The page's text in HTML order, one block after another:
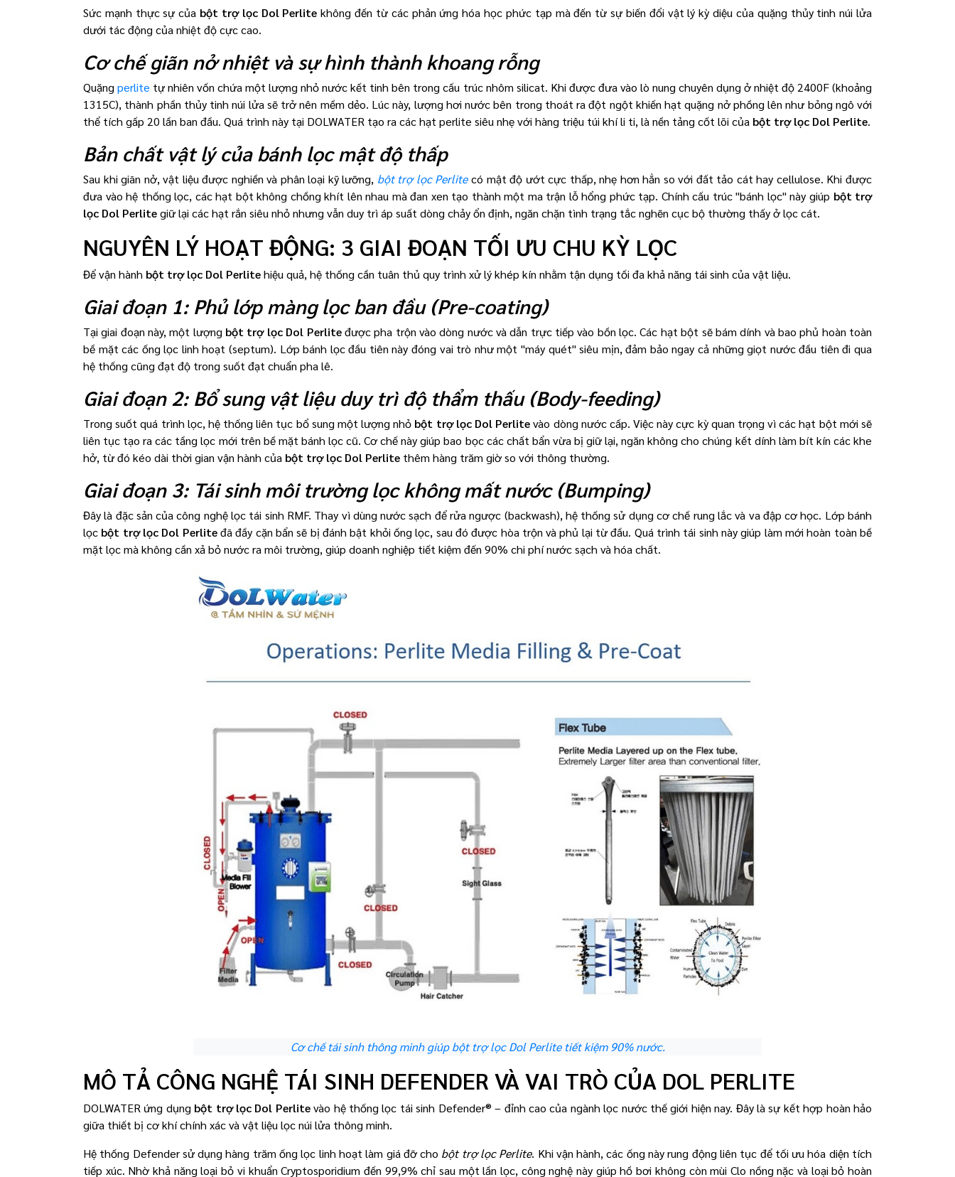
Sức mạnh thực sự của bột trợ lọc Dol Perlite không đến từ các phản ứng hóa học phức tạp mà đến từ sự biến đổi vật lý kỳ diệu của quặng thủy tinh núi lửa
dưới tác động của nhiệt độ cực cao.
Cơ chế giãn nở nhiệt và sự hình thành khoang rỗng
Quặngperlite tự nhiên vốn chứa một lượng nhỏ nước kết tinh bên trong cấu trúc nhôm silicat. Khi được đưa vào lò nung chuyên dụng ở nhiệt độ 2400F (khoảng
1315C), thành phần thủy tinh núi lửa sẽ trở nên mềm dẻo. Lúc này, lượng hơi nước bên trong thoát ra đột ngột khiến hạt quặng nở phồng lên như bỏng ngô với
thể tích gấp 20 lần ban đầu. Quá trình này tại DOLWATER tạo ra các hạt perlite siêu nhẹ với hàng triệu túi khí li ti, là nền tảng cốt lõi của bột trợ lọc Dol Perlite.
Bản chất vật lý của bánh lọc mật độ thấp
Sau khi giãn nở, vật liệu được nghiền và phân loại kỹ lưỡng, bột trợ lọc Perlitecó mật độ ướt cực thấp, nhẹ hơn hẳn so với đất tảo cát hay cellulose. Khi được
đưa vào hệ thống lọc, các hạt bột không chồng khít lên nhau mà đan xen tạo thành một ma trận lỗ hổng phức tạp. Chính cấu trúc "bánh lọc" này giúp bột trợ
lọc Dol Perlitegiữ lại các hạt rắn siêu nhỏ nhưng vẫn duy trì áp suất dòng chảy ổn định, ngăn chặn tình trạng tắc nghẽn cục bộ thường thấy ở lọc cát.
NGUYÊN LÝ HOẠT ĐỘNG: 3 GIAI ĐOẠN TỐI ƯU CHU KỲ LỌC
Để vận hành bột trợ lọc Dol Perlitehiệu quả, hệ thống cần tuân thủ quy trình xử lý khép kín nhằm tận dụng tối đa khả năng tái sinh của vật liệu.
Giai đoạn 1: Phủ lớp màng lọc ban đầu (Pre-coating)
Tại giai đoạn này, một lượng bột trợ lọc Dol Perliteđược pha trộn vào dòng nước và dẫn trực tiếp vào bồn lọc. Các hạt bột sẽ bám dính và bao phủ hoàn toàn
bề mặt các ống lọc linh hoạt (septum). Lớp bánh lọc đầu tiên này đóng vai trò như một "máy quét" siêu mịn, đảm bảo ngay cả những giọt nước đầu tiên đi qua
hệ thống cũng đạt độ trong suốt đạt chuẩn pha lê.
Giai đoạn 2: Bổ sung vật liệu duy trì độ thẩm thấu (Body-feeding)
Trong suốt quá trình lọc, hệ thống liên tục bổ sung một lượng nhỏ bột trợ lọc Dol Perlitevào dòng nước cấp. Việc này cực kỳ quan trọng vì các hạt bột mới sẽ
liên tục tạo ra các tầng lọc mới trên bề mặt bánh lọc cũ. Cơ chế này giúp bao bọc các chất bẩn vừa bị giữ lại, ngăn không cho chúng kết dính làm bít kín các khe
hở, từ đó kéo dài thời gian vận hành của bột trợ lọc Dol Perlite thêm hàng trăm giờ so với thông thường.
Giai đoạn 3: Tái sinh môi trường lọc không mất nước (Bumping)
Đây là đặc sản của công nghệ lọc tái sinh RMF. Thay vì dùng nước sạch để rửa ngược (backwash), hệ thống sử dụng cơ chế rung lắc và va đập cơ học. Lớp bánh
lọc bột trợ lọc Dol Perliteđã đầy cặn bẩn sẽ bị đánh bật khỏi ống lọc, sau đó được hòa trộn và phủ lại từ đầu. Quá trình tái sinh này giúp làm mới hoàn toàn bề
mặt lọc mà không cần xả bỏ nước ra môi trường, giúp doanh nghiệp tiết kiệm đến 90% chi phí nước sạch và hóa chất.
Cơ chế tái sinh thông minh giúp bột trợ lọc Dol Perlite tiết kiệm 90% nước.
MÔ TẢ CÔNG NGHỆ TÁI SINH DEFENDER VÀ VAI TRÒ CỦA DOL PERLITE
DOLWATER ứng dụng bột trợ lọc Dol Perlitevào hệ thống lọc tái sinh Defender® – đỉnh cao của ngành lọc nước thế giới hiện nay. Đây là sự kết hợp hoàn hảo
giữa thiết bị cơ khí chính xác và vật liệu lọc núi lửa thông minh.
Hệ thống Defender sử dụng hàng trăm ống lọc linh hoạt làm giá đỡ cho bột trợ lọc Perlite. Khi vận hành, các ống này rung động liên tục để tối ưu hóa diện tích
tiếp xúc. Nhờ khả năng loại bỏ vi khuẩn Cryptosporidium đến 99,9% chỉ sau một lần lọc, công nghệ này giúp hồ bơi không còn mùi Clo nồng nặc và loại bỏ hoàn